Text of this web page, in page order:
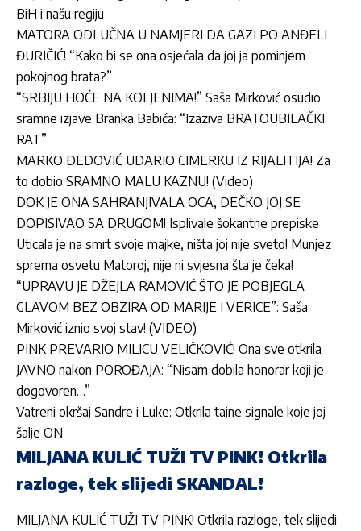
BiH i našu regiju
MATORA ODLUČNA U NAMJERI DA GAZI PO ANĐELI
ĐURIČIĆ! “Kako bi se ona osjećala da joj ja pominjem
pokojnog brata?”
“SRBIJU HOĆE NA KOLJENIMA!” Saša Mirković osudio
sramne izjave Branka Babića: “Izaziva BRATOUBILAČKI
RAT”
MARKO ÐEDOVIĆ UDARIO CIMERKU IZ RIJALITIJA! Za
to dobio SRAMNO MALU KAZNU! (Video)
DOK JE ONA SAHRANJIVALA OCA, DEČKO JOJ SE
DOPISIVAO SA DRUGOM! Isplivale šokantne prepiske
Uticala je na smrt svoje majke, ništa joj nije sveto! Munjez
sprema osvetu Matoroj, nije ni svjesna šta je čeka!
“UPRAVU JE DŽEJLA RAMOVIĆ ŠTO JE POBJEGLA
GLAVOM BEZ OBZIRA OD MARIJE I VERICE”: Saša
Mirković iznio svoj stav! (VIDEO)
PINK PREVARIO MILICU VELIČKOVIĆ! Ona sve otkrila
JAVNO nakon POROĐAJA: “Nisam dobila honorar koji je
dogovoren…”
Vatreni okršaj Sandre i Luke: Otkrila tajne signale koje joj
šalje ON
MILJANA KULIĆ TUŽI TV PINK! Otkrila
razloge, tek slijedi SKANDAL!
MILJANA KULIĆ TUŽI TV PINK! Otkrila razloge, tek slijedi